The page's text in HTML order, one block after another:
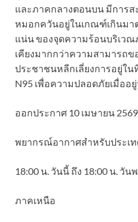
และภาคกลางตอนบน มีการ
หมอกควันอยู่ในเกณฑ์เกินมา
แน่น ของจุดความร้อนบริเว
เคียงมากกว่าความสามารถ
ประชาชนหลีกเลี่ยงการอยู่ใ
N95 เพื่อความปลอดภัยเมื่ออ
ออกประกาศ 10 เมษายน 2569
พยากรณ์อากาศสำหรับประเ
18:00 น. วันนี้ ถึง 18:00 น. วัน
ภาคเหนือ